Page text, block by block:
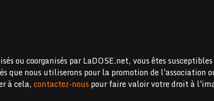
ou coorganisés par LaDOSE.net, vous êtes
que nous utiliserons pour la promotion de l'association
à cela,contactez-nouspour faire valoir votre droit à